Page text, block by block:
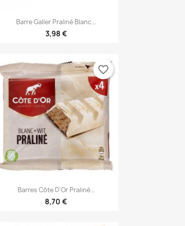
Anteprima
Barre Galler Praliné Blanc...
3,98 €
Anteprima
Barres Côte D'Or Praliné...
8,70 €
favorite_border